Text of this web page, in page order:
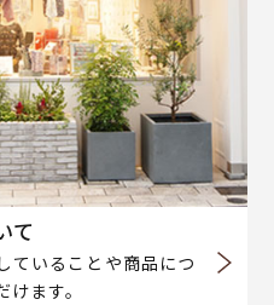
て
ていることや商品につ
ます。